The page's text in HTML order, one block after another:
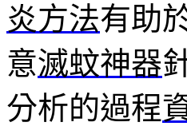
炎方法有助
意滅蚊神器
分析的過程